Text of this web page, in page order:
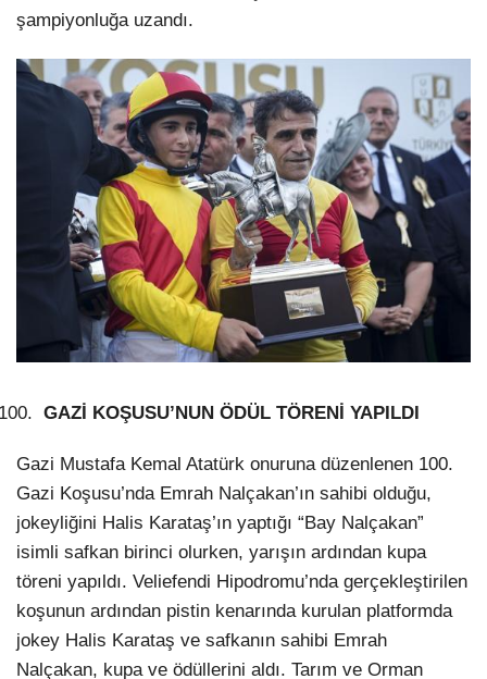
şampiyonluğa uzandı.
GAZİ KOŞUSU’NUN ÖDÜL TÖRENİ YAPILDI
Gazi Mustafa Kemal Atatürk onuruna düzenlenen 100.
Gazi Koşusu’nda Emrah Nalçakan’ın sahibi olduğu,
jokeyliğini Halis Karataş’ın yaptığı “Bay Nalçakan”
isimli safkan birinci olurken, yarışın ardından kupa
töreni yapıldı. Veliefendi Hipodromu’nda gerçekleştirilen
koşunun ardından pistin kenarında kurulan platformda
jokey Halis Karataş ve safkanın sahibi Emrah
Nalçakan, kupa ve ödüllerini aldı. Tarım ve Orman